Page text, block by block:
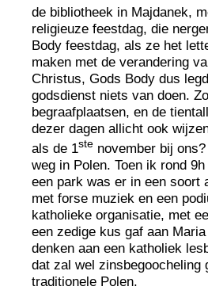
de bibliotheek in Majdanek,
religieuze feestdag, die
Body feestdag, als ze het
maken met de verandering
Christus, Gods Body dus
godsdienst niets van doen.
begraafplaatsen, en de
dezer dagen allicht ook
als de 1ste november bij
weg in Polen. Toen ik rond
een park was er in een soort
met forse muziek en een
katholieke organisatie, met
een zedige kus gaf aan
denken aan een katholiek
dat zal wel
traditionele Polen.